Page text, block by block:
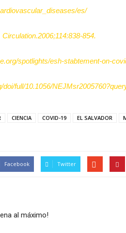
es/
854.
spotlights/esh-stabtement-on-
doi/full/10.1056/
CIENCIA COVID-19 EL SALVADOR
Facebook Twitter
al máximo!